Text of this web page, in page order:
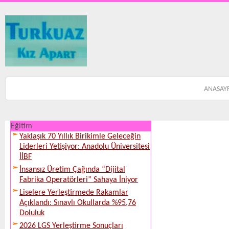
Eğitim
Yaklaşık 70 Yıllık Birikimle Geleceğin
Liderleri Yetişiyor: Anadolu Üniversitesi
İİBF
İnsansız Üretim Çağında “Dijital
Fabrika Operatörleri” Sahaya İniyor
Liselere Yerleştirmede Rakamlar
Açıklandı: Sınavlı Okullarda %95,76
Doluluk
2026 LGS Yerleştirme Sonuçları